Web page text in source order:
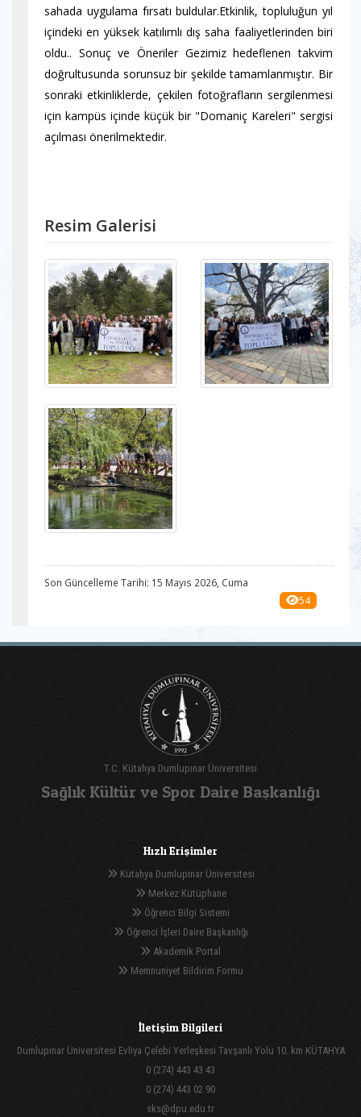
sahada uygulama fırsatı buldular.Etkinlik, topluluğun yıl
içindeki en yüksek katılımlı dış saha faaliyetlerinden biri
oldu.. Sonuç ve Öneriler Gezimiz hedeflenen takvim
doğrultusunda sorunsuz bir şekilde tamamlanmıştır. Bir
sonraki etkinliklerde, çekilen fotoğrafların sergilenmesi
için kampüs içinde küçük bir "Domaniç Kareleri" sergisi
açılması önerilmektedir.
Resim Galerisi
Son Güncelleme Tarihi: 15 Mayıs 2026, Cuma
54
T.C. Kütahya Dumlupınar Üniversitesi
Sağlık Kültür ve Spor Daire Başkanlığı
Hızlı Erişimler
Kütahya Dumlupınar Üniversitesi
Merkez Kütüphane
Öğrenci Bilgi Sistemi
Öğrenci İşleri Daire Başkanlığı
Akademik Portal
Memnuniyet Bildirim Formu
İletişim Bilgileri
Dumlupınar Üniversitesi Evliya Çelebi Yerleşkesi Tavşanlı Yolu 10. km KÜTAHYA
0 (274) 443 43 43
0 (274) 443 02 90
sks@dpu.edu.tr